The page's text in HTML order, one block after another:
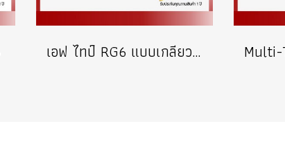
เอฟ ไทป์ RG6 แบบเกลียว บรรจุ 100 ตัว